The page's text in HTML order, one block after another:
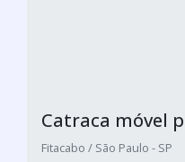
Catraca móvel
Fitacabo / São Paulo - SP